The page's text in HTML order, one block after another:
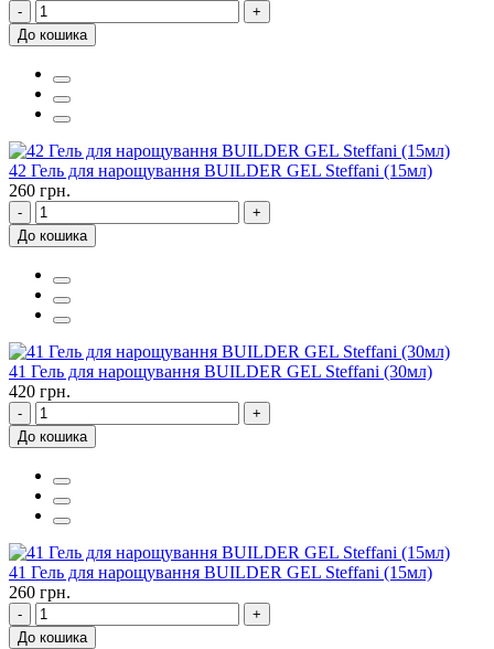
-
+
До кошика
42 Гель для нарощування BUILDER GEL Steffani (15мл)
260 грн.
-
+
До кошика
41 Гель для нарощування BUILDER GEL Steffani (30мл)
420 грн.
-
+
До кошика
41 Гель для нарощування BUILDER GEL Steffani (15мл)
260 грн.
-
+
До кошика